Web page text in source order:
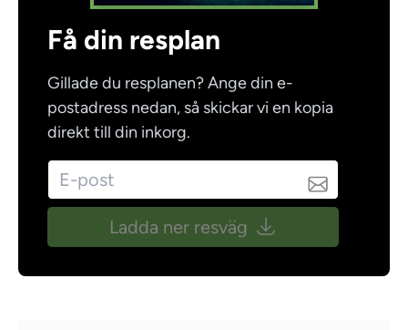
Få din resplan
Gillade du resplanen? Ange din e-
postadress nedan, så skickar vi en kopia
direkt till din inkorg.
Ladda ner resväg